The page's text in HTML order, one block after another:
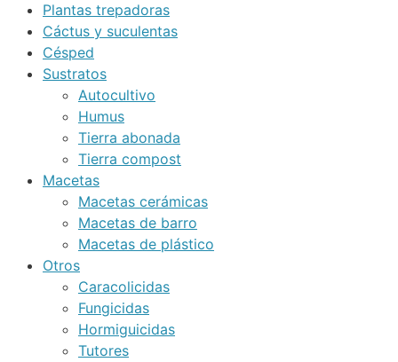
Plantas trepadoras
Cáctus y suculentas
Césped
Sustratos
Autocultivo
Humus
Tierra abonada
Tierra compost
Macetas
Macetas cerámicas
Macetas de barro
Macetas de plástico
Otros
Caracolicidas
Fungicidas
Hormiguicidas
Tutores